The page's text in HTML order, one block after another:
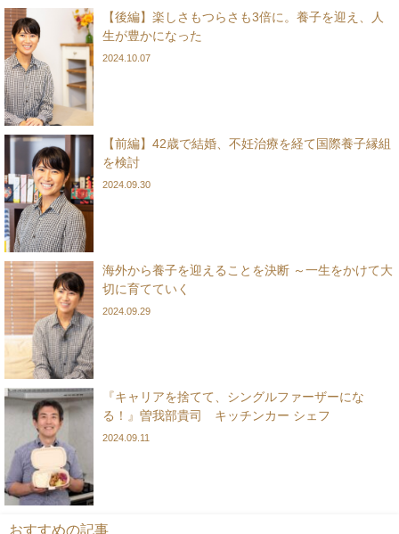
【後編】楽しさもつらさも3倍に。養子を迎え、人
生が豊かになった
2024.10.07
【前編】42歳で結婚、不妊治療を経て国際養子縁組
を検討
2024.09.30
海外から養子を迎えることを決断 ～一生をかけて大
切に育てていく
2024.09.29
『キャリアを捨てて、シングルファーザーにな
る！』曽我部貴司 キッチンカー シェフ
2024.09.11
おすすめの記事